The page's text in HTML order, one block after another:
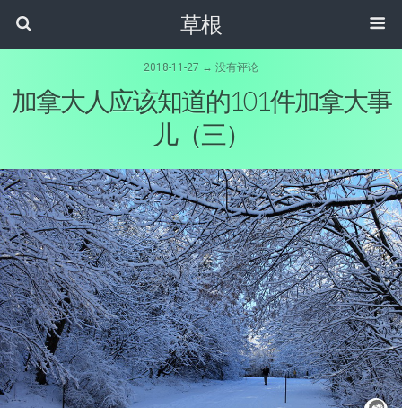
草根
2018-11-27 ↔ 没有评论
加拿大人应该知道的101件加拿大事
儿（三）